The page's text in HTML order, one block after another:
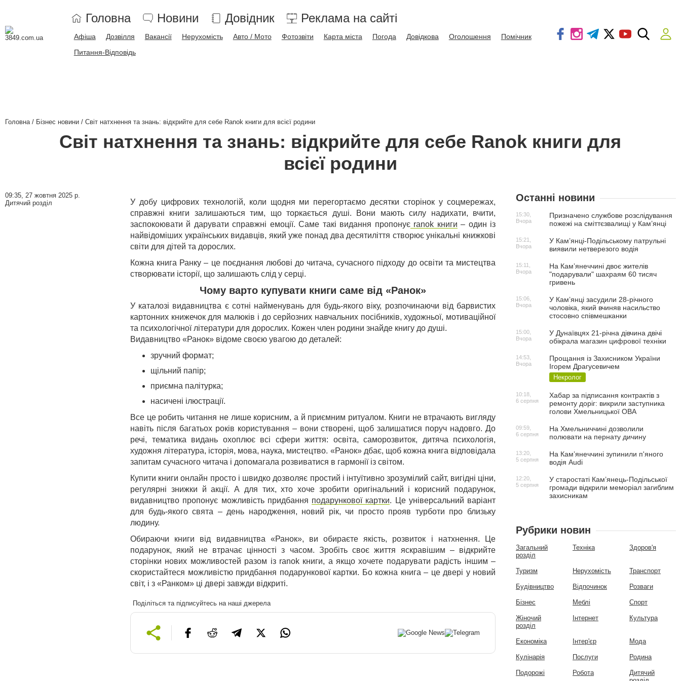
Головна Новини Довідник Реклама на сайті
Афіша Дозвілля Вакансії Нерухомість Авто / Мото Фотозвіти Карта міста Погода Довідкова Оголошення
Помічник
Питання-Відповідь
Головна Бізнес новини Світ натхнення та знань: відкрийте для себе Ranok книги для всієї родини
Світ натхнення та знань: відкрийте для себе Ranok книги для
всієї родини
09:35, 27 жовтня 2025 р.
Дитячий розділ
У добу цифрових технологій, коли щодня ми перегортаємо десятки сторінок у соцмережах,
справжні книги залишаються тим, що торкається душі. Вони мають силу надихати, вчити,
заспокоювати й дарувати справжні емоції. Саме такі видання пропонуєranok книги – один із
найвідоміших українських видавців, який уже понад два десятиліття створює унікальні книжкові
світи для дітей та дорослих.
Кожна книга Ранку – це поєднання любові до читача, сучасного підходу до освіти та мистецтва
створювати історії, що залишають слід у серці.
Чому варто купувати книги саме від «Ранок»
У каталозі видавництва є сотні найменувань для будь-якого віку, розпочинаючи від барвистих
картонних книжечок для малюків і до серйозних навчальних посібників, художньої, мотиваційної
та психологічної літератури для дорослих. Кожен член родини знайде книгу до душі.
Видавництво «Ранок» відоме своєю увагою до деталей:
зручний формат;
щільний папір;
приємна палітурка;
насичені ілюстрації.
Все це робить читання не лише корисним, а й приємним ритуалом. Книги не втрачають вигляду
навіть після багатьох років користування – вони створені, щоб залишатися поруч надовго. До
речі, тематика видань охоплює всі сфери життя: освіта, саморозвиток, дитяча психологія,
художня література, історія, мова, наука, мистецтво. «Ранок» дбає, щоб кожна книга відповідала
запитам сучасного читача і допомагала розвиватися в гармонії із світом.
Купити книги онлайн просто і швидко дозволяє простий і інтуїтивно зрозумілий сайт, вигідні ціни,
регулярні знижки й акції. А для тих, хто хоче зробити оригінальний і корисний подарунок,
видавництво пропонує можливість придбання подарункової картки. Це універсальний варіант
для будь-якого свята – день народження, новий рік, чи просто прояв турботи про близьку
людину.
Обираючи книги від видавництва «Ранок», ви обираєте якість, розвиток і натхнення. Це
подарунок, який не втрачає цінності з часом. Зробіть своє життя яскравішим – відкрийте
сторінки нових можливостей разом із ranok книги, а якщо хочете подарувати радість іншим –
скористайтеся можливістю придбання подарункової картки. Бо кожна книга – це двері у новий
світ, і з «Ранком» ці двері завжди відкриті.
Поділіться та підписуйтесь на наші джерела
Останні новини
Призначено службове розслідування
пожежі на сміттєзвалищі у Кам’янці
15:30,
Вчора
У Кам’янці-Подільському патрульні
виявили нетверезого водія
15:21,
Вчора
На Камʼянеччині двоє жителів
"подарували" шахраям 60 тисяч
гривень
15:11,
Вчора
У Камʼянці засудили 28-річного
чоловіка, який вчиняв насильство
стосовно співмешканки
15:06,
Вчора
У Дунаївцях 21-річна дівчина двічі
обікрала магазин цифрової техніки
15:00,
Вчора
Прощання із Захисником України
Ігорем Драгусевичем
Некролог
14:53,
Вчора
Хабар за підписання контрактів з
ремонту доріг: викрили заступника
голови Хмельницької ОВА
10:18,
6 серпня
На Хмельниччині дозволили
полювати на пернату дичину
09:59,
6 серпня
На Камʼянеччині зупинили п'яного
водія Audi
13:20,
5 серпня
У старостаті Кам’янець-Подільської
громади відкрили меморіал загиблим
захисникам
12:20,
5 серпня
Рубрики новин
Загальний
розділ
Техніка Здоров'я
Туризм Нерухомість Транспорт
Будівництво Відпочинок Розваги
Бізнес Меблі Спорт
Жіночий
розділ
Інтернет Культура
Економіка Інтер'єр Мода
Кулінарія Послуги Родина
Подорожі Робота
Дитячий